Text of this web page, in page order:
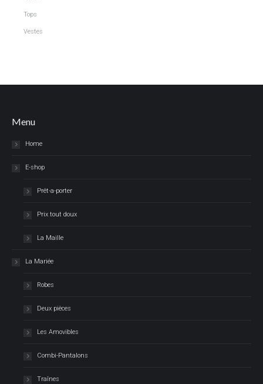
Tops
Vestes
Menu
Home
E-shop
Prêt-a-porter
Prix tout doux
La Maille
La Mariée
Robes
Deux pièces
Les Amovibles
Combi-Pantalons
Traînes